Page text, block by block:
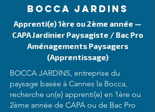
BOCCA JARDINS
Apprenti(e) 1ère ou 2ème année —
CAPA Jardinier Paysagiste / Bac Pro
Aménagements Paysagers
(Apprentissage)
BOCCA JARDINS, entreprise du
paysage basée à Cannes la Bocca,
recherche un(e) apprenti(e) en 1ère ou
2ème année de CAPA ou de Bac Pro